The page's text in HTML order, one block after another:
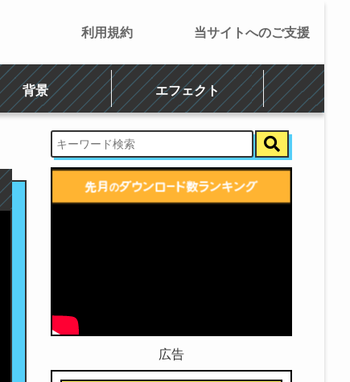
背景 エフェクト
利用規約 当サイトへのご支援
広告